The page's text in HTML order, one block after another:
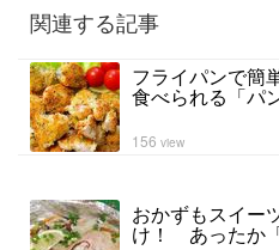
関連する記事
フライパンで簡
食べられる「パ
156 view
おかずもスイー
け！ あったか